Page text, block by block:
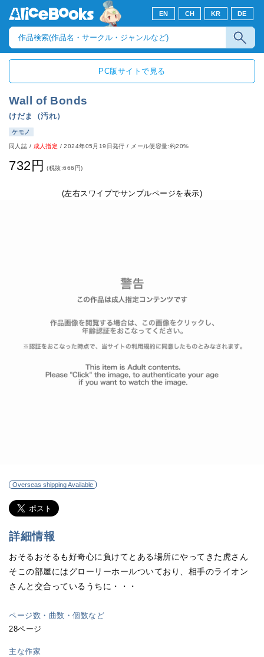
EN CH KR DE
PC版サイトで見る
Wall of Bonds
けだま（汚れ）
ケモノ
同人誌 / 成人指定 /2024年05月19日発行 / メール便容量:約20%
732円 (税抜:666円)
(左右スワイプでサンプルページを表示)
Overseas shipping Available
詳細情報
おそるおそるも好奇心に負けてとある場所にやってきた虎さん
そこの部屋にはグローリーホールついており、相手のライオン
さんと交合っているうちに・・・
ページ数・曲数・個数など
28ページ
主な作家